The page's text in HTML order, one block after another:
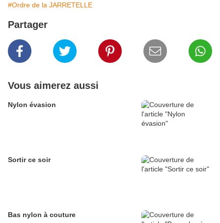
#Ordre de la JARRETELLE
Partager
Vous aimerez aussi
Nylon évasion
Sortir ce soir
Bas nylon à couture